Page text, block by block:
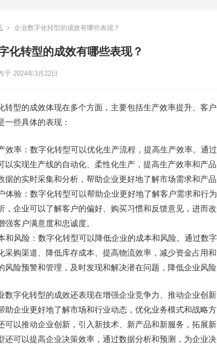
企业数字化转型的成效有哪些表现？
化转型的成效有哪些表现？
于 2024年3月22日
转型的成效体现在多个方面，主要包括生产效率提升、客
一些具体的表现：
效率：数字化转型可以优化生产流程，提高生产效率。通
以实现生产线的自动化、柔性化生产，提高生产效率和产
据的实时采集和分析，帮助企业更好地了解市场需求和产
体验：数字化转型可以帮助企业更好地了解客户需求和行
，企业可以了解客户的偏好、购买习惯和反馈意见，进而
强客户满意度和忠诚度。
和风险：数字化转型可以降低企业的成本和风险。通过数
采购渠道、降低库存成本、提高物流效率，减少资金占用
风险预警和管理，及时发现和解决潜在问题，降低企业风险
数字化转型的成效还表现在增强企业竞争力、推动企业创
助企业更好地了解市场和行业动态，优化业务模式和战略
可以推动企业创新，引入新技术、新产品和新服务，拓展
还可以提高企业决策效率，通过数据分析和预测，为企业